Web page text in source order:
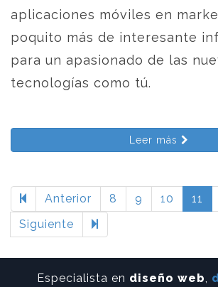
aplicaciones móviles en
poquito más de interesante
para un apasionado de las
tecnologías como tú.
Leer más
Anterior 8 9 10 11
Siguiente
Especialista en diseño web